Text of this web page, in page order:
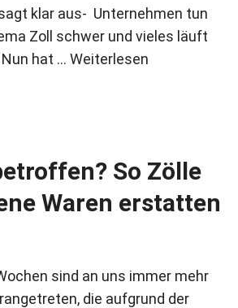
klar aus- Unternehmen tun
Zoll schwer und vieles läuft
hat … Weiterlesen
So Zölle
Waren erstatten
sind an uns immer mehr
die aufgrund der